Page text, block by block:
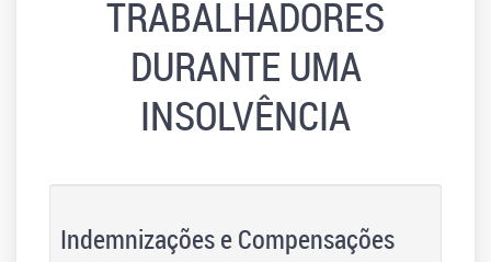
TRABALHADORES
DURANTE UMA
INSOLVÊNCIA
Indemnizações e Compensações